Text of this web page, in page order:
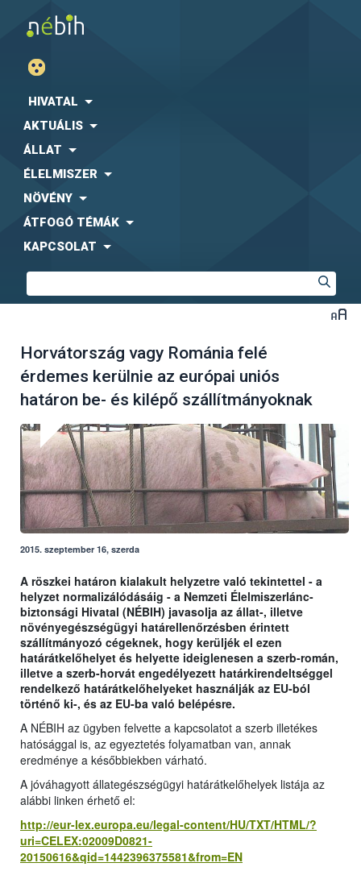
HIVATAL
AKTUÁLIS
ÁLLAT
ÉLELMISZER
NÖVÉNY
ÁTFOGÓ TÉMÁK
KAPCSOLAT
Horvátország vagy Románia felé
érdemes kerülnie az európai uniós
határon be- és kilépő szállítmányoknak
2015. szeptember 16, szerda
A röszkei határon kialakult helyzetre való tekintettel - a
helyzet normalizálódásáig - a Nemzeti Élelmiszerlánc-
biztonsági Hivatal (NÉBIH) javasolja az állat-, illetve
növényegészségügyi határellenőrzésben érintett
szállítmányozó cégeknek, hogy kerüljék el ezen
határátkelőhelyet és helyette ideiglenesen a szerb-román,
illetve a szerb-horvát engedélyezett határkirendeltséggel
rendelkező határátkelőhelyeket használják az EU-ból
történő ki-, és az EU-ba való belépésre.
A NÉBIH az ügyben felvette a kapcsolatot a szerb illetékes
hatósággal is, az egyeztetés folyamatban van, annak
eredménye a későbbiekben várható.
A jóváhagyott állategészségügyi határátkelőhelyek listája az
alábbi linken érhető el:
http://eur-lex.europa.eu/legal-content/HU/TXT/HTML/?
uri=CELEX:02009D0821-
20150616&qid=1442396375581&from=EN